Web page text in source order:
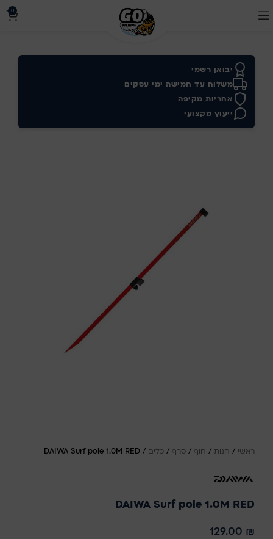
0
יבואן רשמי
משלוח עד חמישה ימי עסקים
אחריות מקיפה
ייעוץ מקצועי
ראשי / חנות / חוף / סרף / כלים /
DAIWA Surf pole 1.0M RED
DAIWA Surf pole 1.0M RED
129.00 ₪